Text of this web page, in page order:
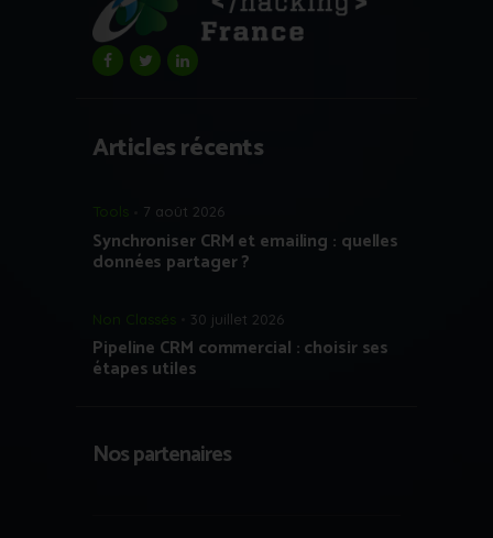
Articles récents
Tools 7 août 2026
Synchroniser CRM et emailing : quelles
données partager ?
Non Classés 30 juillet 2026
Pipeline CRM commercial : choisir ses
étapes utiles
Nos partenaires